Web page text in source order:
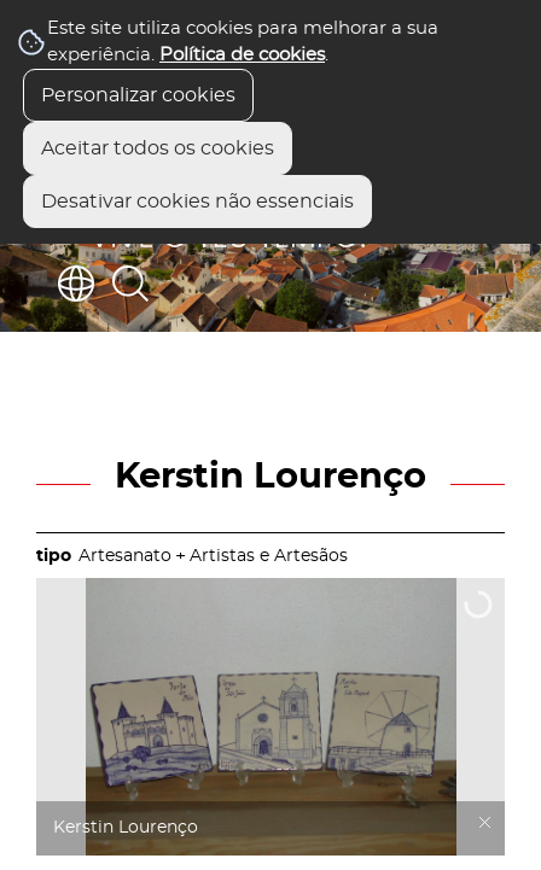
Este site utiliza cookies para melhorar a sua
experiência. Política de cookies.
Personalizar cookies
Aceitar todos os cookies
Desativar cookies não essenciais
Kerstin Lourenço
Artesanato Artistas e Artesãos
Kerstin Lourenço